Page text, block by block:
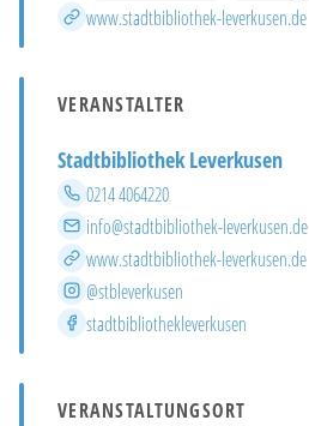
Mehr Infos
www.stadtbibliothek-leverkusen.de
VERANSTALTER
Stadtbibliothek Leverkusen
Telefon
0214 4064220
E-Mail
info@stadtbibliothek-leverkusen.de
Website
www.stadtbibliothek-leverkusen.de
Instagram
@stbleverkusen
Facebook
stadtbibliothekleverkusen
VERANSTALTUNGSORT